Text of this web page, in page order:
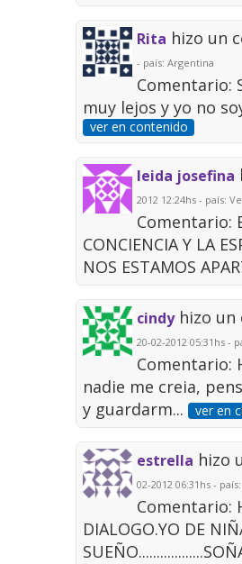
Rita hizo un
- país: Argentina
Comentario:
muy lejos y yo no
ver en contenido
leida josefina
2012 12:24hs - país:
Comentario:
CONCIENCIA Y LA
NOS ESTAMOS
cindyhizo un
20-02-2012 05:31hs -
Comentario:
nadie me creia,
y guardarm... ver en
estrella hizo
02-2012 06:31hs -
Comentario:
DIALOGO.YO DE